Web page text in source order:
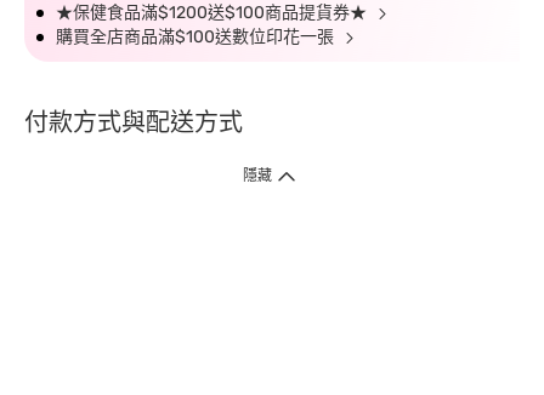
★保健食品滿$1200送$100商品提貨券★
購買全店商品滿$100送數位印花一張
付款方式與配送方式
隱藏